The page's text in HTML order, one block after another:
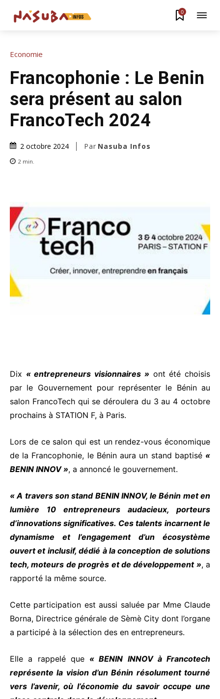
0
Economie
Francophonie : Le Benin
sera présent au salon
FrancoTech 2024
2 octobre 2024 Par Nasuba Infos
2 min.
Dix « entrepreneurs visionnaires » ont été choisis
par le Gouvernement pour représenter le Bénin au
salon FrancoTech qui se déroulera du 3 au 4 octobre
prochains à STATION F, à Paris.
Lors de ce salon qui est un rendez-vous économique
de la Francophonie, le Bénin aura un stand baptisé «
BENIN INNOV », a annoncé le gouvernement.
« A travers son stand BENIN INNOV, le Bénin met en
lumière 10 entrepreneurs audacieux, porteurs
d’innovations significatives. Ces talents incarnent le
dynamisme et l’engagement d’un écosystème
ouvert et inclusif, dédié à la conception de solutions
tech, moteurs de progrès et de développement », a
rapporté la même source.
Cette participation est aussi saluée par Mme Claude
Borna, Directrice générale de Sèmè City dont l’organe
a participé à la sélection des en entrepreneurs.
Elle a rappelé que « BENIN INNOV à Francotech
représente la vision d’un Bénin résolument tourné
vers l’avenir, où l’économie du savoir occupe une